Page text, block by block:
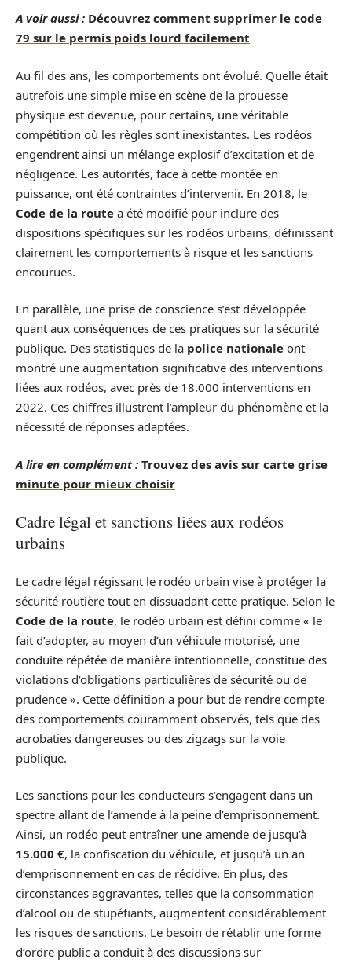
A voir aussi : Découvrez comment supprimer le code
79 sur le permis poids lourd facilement
Au fil des ans, les comportements ont évolué. Quelle était
autrefois une simple mise en scène de la prouesse
physique est devenue, pour certains, une véritable
compétition où les règles sont inexistantes. Les rodéos
engendrent ainsi un mélange explosif d’excitation et de
négligence. Les autorités, face à cette montée en
puissance, ont été contraintes d’intervenir. En 2018, le
Code de la route a été modifié pour inclure des
dispositions spécifiques sur les rodéos urbains, définissant
clairement les comportements à risque et les sanctions
encourues.
En parallèle, une prise de conscience s’est développée
quant aux conséquences de ces pratiques sur la sécurité
publique. Des statistiques de la police nationale ont
montré une augmentation significative des interventions
liées aux rodéos, avec près de 18.000 interventions en
2022. Ces chiffres illustrent l’ampleur du phénomène et la
nécessité de réponses adaptées.
A lire en complément : Trouvez des avis sur carte grise
minute pour mieux choisir
Cadre légal et sanctions liées aux rodéos
urbains
Le cadre légal régissant le rodéo urbain vise à protéger la
sécurité routière tout en dissuadant cette pratique. Selon le
Code de la route, le rodéo urbain est défini comme « le
fait d’adopter, au moyen d’un véhicule motorisé, une
conduite répétée de manière intentionnelle, constitue des
violations d’obligations particulières de sécurité ou de
prudence ». Cette définition a pour but de rendre compte
des comportements couramment observés, tels que des
acrobaties dangereuses ou des zigzags sur la voie
publique.
Les sanctions pour les conducteurs s’engagent dans un
spectre allant de l’amende à la peine d’emprisonnement.
Ainsi, un rodéo peut entraîner une amende de jusqu’à
15.000 €, la confiscation du véhicule, et jusqu’à un an
d’emprisonnement en cas de récidive. En plus, des
circonstances aggravantes, telles que la consommation
d’alcool ou de stupéfiants, augmentent considérablement
les risques de sanctions. Le besoin de rétablir une forme
d’ordre public a conduit à des discussions sur